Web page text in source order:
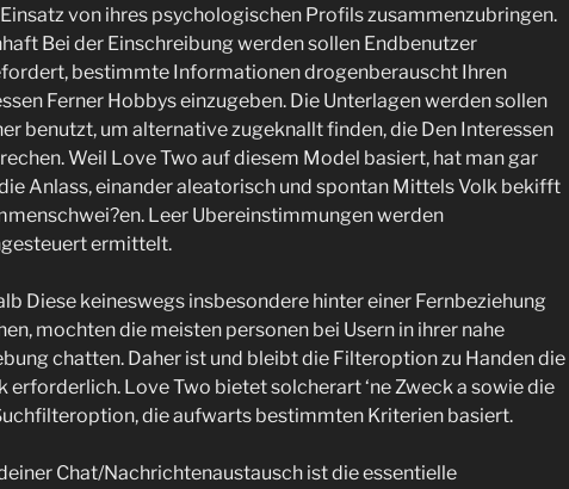
von ihres psychologischen Profils zusammenzubringen.
Bei der Einschreibung werden sollen Endbenutzer
bestimmte Informationen drogenberauscht Ihren
Ferner Hobbys einzugeben. Die Unterlagen werden sollen
benutzt, um alternative zugeknallt finden, die Den Interessen
Weil Love Two auf diesem Model basiert, hat man gar
Anlass, einander aleatorisch und spontan Mittels Volk bekifft
Leer Ubereinstimmungen werden
ermittelt.
Diese keineswegs insbesondere hinter einer Fernbeziehung
mochten die meisten personen bei Usern in ihrer nahe
chatten. Daher ist und bleibt die Filteroption zu Handen die
erforderlich. Love Two bietet solcherart ‘ne Zweck a sowie die
die aufwarts bestimmten Kriterien basiert.
Chat/Nachrichtenaustausch ist die essentielle